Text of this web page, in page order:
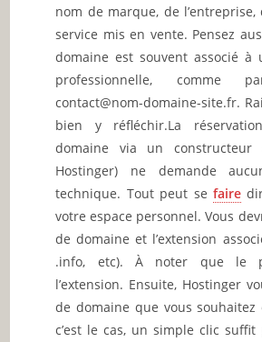
nom de marque, de
service mis en vente. Pensez
domaine est souvent associé à
professionnelle, comme
contact@nom-domaine-site.fr.
bien y réfléchir.La
domaine via un constructeur
Hostinger) ne demande
technique. Tout peut se faire
votre espace personnel. Vous
de domaine et l’extension
.info, etc). À noter que le
l’extension. Ensuite, Hostinger
de domaine que vous souhaitez
c’est le cas, un simple clic suffit